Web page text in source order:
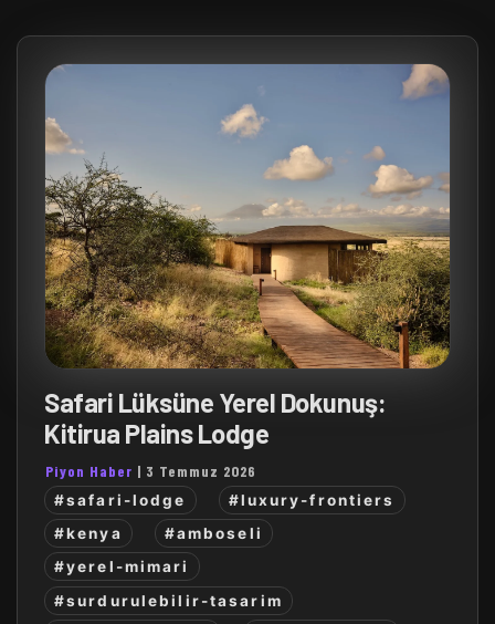
Safari Lüksüne Yerel Dokunuş:
Kitirua Plains Lodge
Piyon Haber | 3 Temmuz 2026
#safari-lodge
#luxury-frontiers
#kenya
#amboseli
#yerel-mimari
#surdurulebilir-tasarim